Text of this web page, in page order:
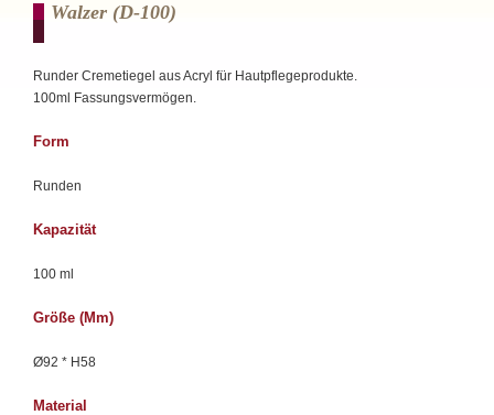
Walzer (d-100)
Runder Cremetiegel aus Acryl für Hautpflegeprodukte.
100ml Fassungsvermögen.
Form
Runden
Kapazität
100 ml
Größe (mm)
Ø92 * H58
Material